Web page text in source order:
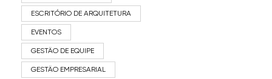
ESCRITÓRIO DE ARQUITETURA
EVENTOS
GESTÃO DE EQUIPE
GESTÃO EMPRESARIAL